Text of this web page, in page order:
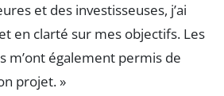
et des investisseuses, j’ai
en clarté sur mes objectifs. Les
m’ont également permis de
projet. »